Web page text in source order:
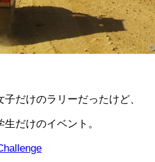
だけのラリーだったけど、
だけのイベント。